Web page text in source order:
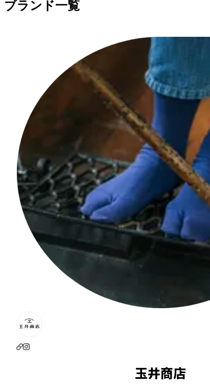
ブランド一覧
玉井商店